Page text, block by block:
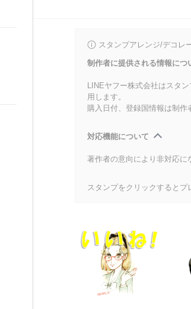
スタンプアレンジ/デコレ
制作者に提供される情報につ
LINEヤフー株式会社はスタ
用します。
購入日付、登録国情報は制
対応機能について
著作者の意向により非対応に
スタンプをクリックするとプ